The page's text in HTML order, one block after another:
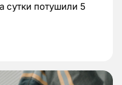
сутки потушили 5